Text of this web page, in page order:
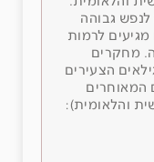
גבוהה
מגיעים לרמות
מחקרים
הצעירים
המאוחרים
והלאומית):